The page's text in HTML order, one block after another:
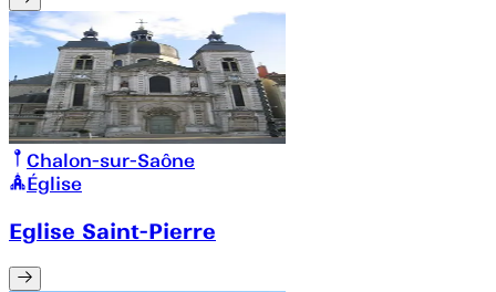
Chalon-sur-Saône
Église
Eglise Saint-Pierre